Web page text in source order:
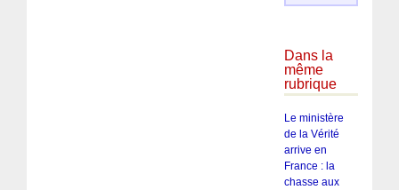
Dans la
même
rubrique
Le ministère
de la Vérité
arrive en
France : la
chasse aux